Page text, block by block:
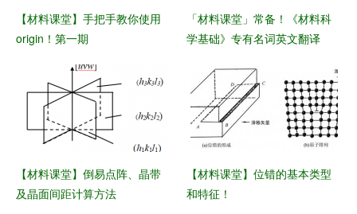
【材料课堂】手把手教你使用
origin！第一期
「材料课堂」常备！《材料科
学基础》专有名词英文翻译
【材料课堂】倒易点阵、晶带
及晶面间距计算方法
【材料课堂】位错的基本类型
和特征！